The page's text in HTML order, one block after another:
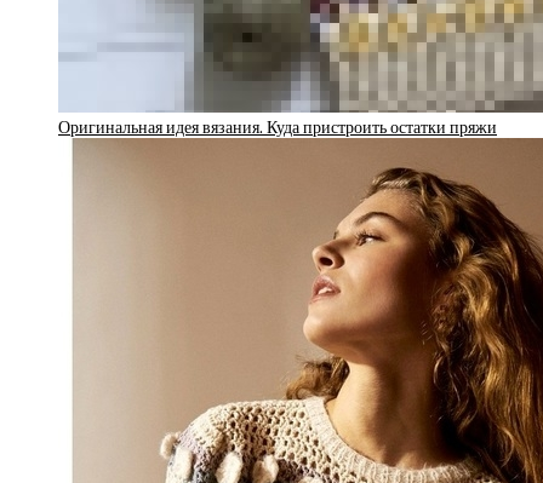
Оригинальная идея вязания. Куда пристроить остатки пряжи